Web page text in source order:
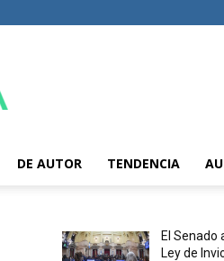
DE AUTOR TENDENCIA
El Senado
Ley de